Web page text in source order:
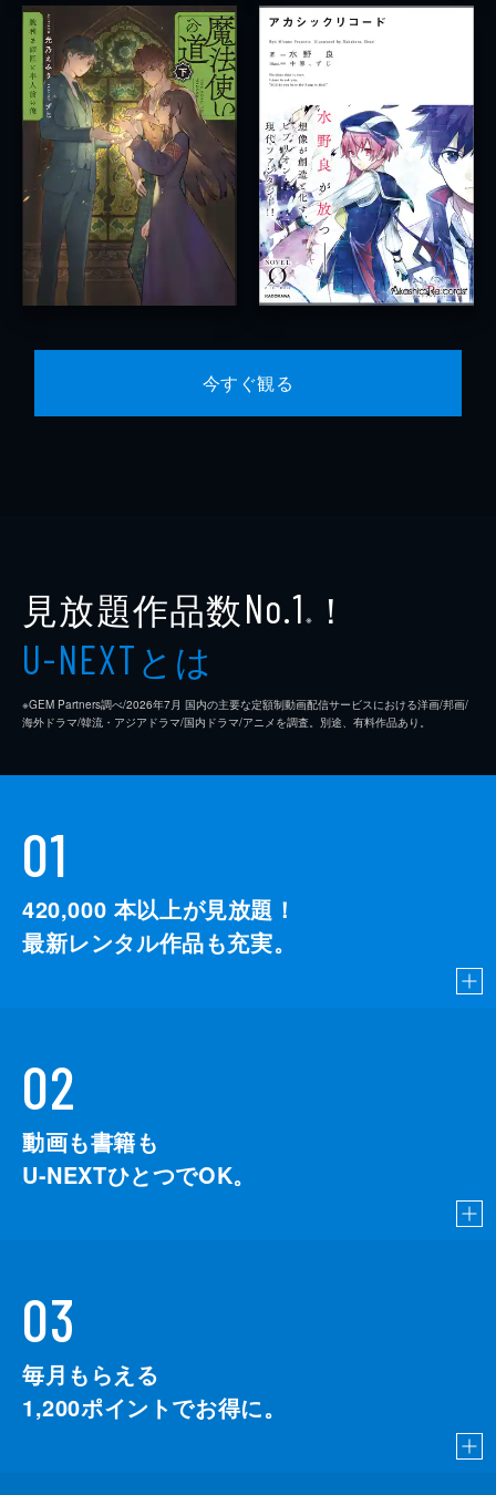
今すぐ観る
見放題作品数No.1 ※ ！
U-NEXTとは
※GEM Partners調べ/2026年7⽉ 国内の主要な定額制動画配信サービスにおける洋画/邦画/
海外ドラマ/韓流・アジアドラマ/国内ドラマ/アニメを調査。別途、有料作品あり。
01
420,000 本以上が見放題！
最新レンタル作品も充実。
02
動画も書籍も
U-NEXTひとつでOK。
03
毎月もらえる
1,200ポイントでお得に。